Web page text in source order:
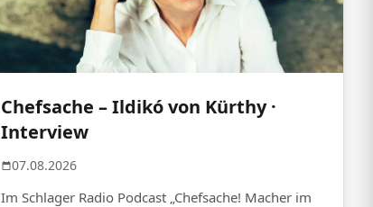
Chefsache – Ildikó von Kürthy ·
Interview
07.08.2026
Im Schlager Radio Podcast „Chefsache! Macher im